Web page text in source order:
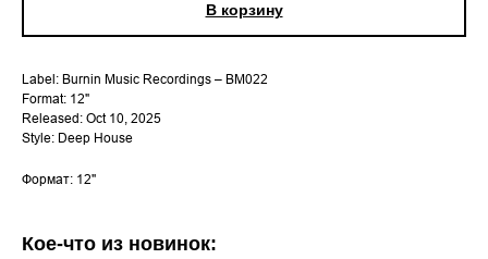
В корзину
Label: Burnin Music Recordings – BM022
Format: 12"
Released: Oct 10, 2025
Style: Deep House
Формат: 12''
Кое-что из новинок: